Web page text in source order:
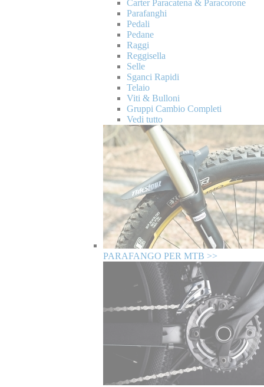
Carter Paracatena & Paracorone
Parafanghi
Pedali
Pedane
Raggi
Reggisella
Selle
Sganci Rapidi
Telaio
Viti & Bulloni
Gruppi Cambio Completi
Vedi tutto
PARAFANGO PER MTB >>